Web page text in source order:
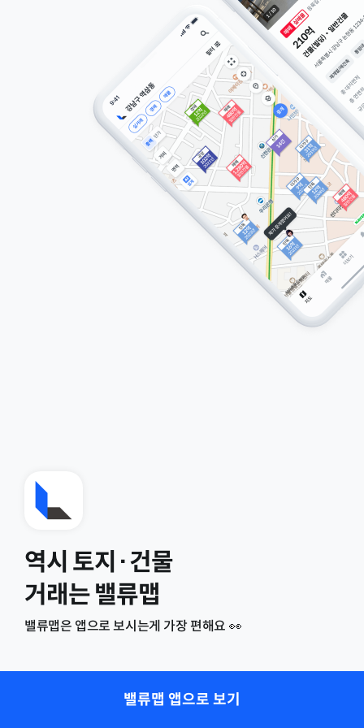
역시 토지·건물
거래는 밸류맵
밸류맵은 앱으로 보시는게 가장 편해요 👀
밸류맵 앱으로 보기